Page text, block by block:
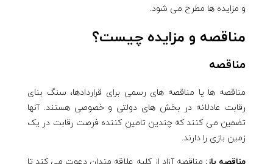
و مزایده ها مطرح می شود.
مناقصه و مزایده چیست؟
مناقصه
مناقصه ها یا مناقصه های رسمی برای قراردادها، سنگ بنای
رقابت عادلانه در بخش های دولتی و خصوصی هستند. آنها
تضمین می کنند که چندین تامین کننده فرصت رقابت در یک
زمین بازی را دارند.